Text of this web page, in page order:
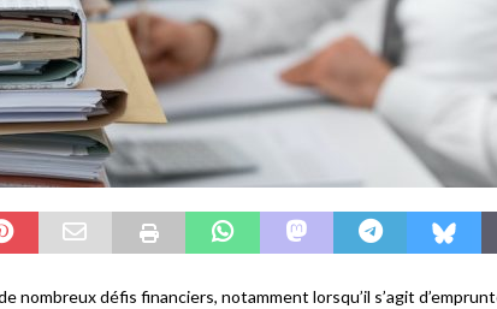
nombreux défis financiers, notamment lorsqu’il s’agit